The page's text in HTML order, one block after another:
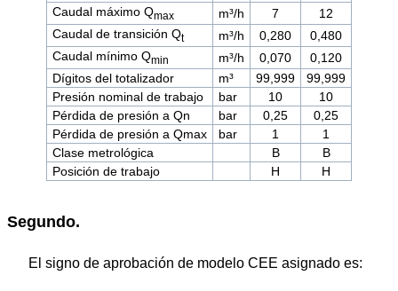
Caudal máximo Qmax m³/h 7
12
Caudal de transición Qt m³/h 0,280
0,480
Caudal mínimo Qmin m³/h 0,070
0,120
Dígitos del totalizador
m³ 99,999
99,999
Presión nominal de trabajo
bar 10
10
Pérdida de presión a Qn
bar 0,25
0,25
Pérdida de presión a Qmax
bar 1
1
Clase metrológica
B
B
Posición de trabajo
H H
Segundo.
El signo de aprobación de modelo CEE asignado es: